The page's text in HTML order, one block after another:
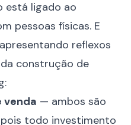
está ligado ao
pessoas físicas. E
reflexos
construção de
venda — ambos são
pois todo investimento